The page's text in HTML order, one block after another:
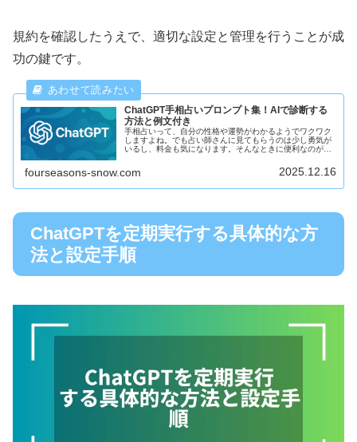
規約を確認したうえで、適切な設定と管理を行うことが成
功の鍵です。
ChatGPT手相占いプロンプト集！AIで診断する
方法と例文付き
手相占いって、自分の性格や運勢がわかるようでワクワク
しますよね。でも占い師さんに見てもらうのは少し勇気が
いるし、料金も気になります。そんなときに便利なのが、
fourseasons-snow.com 2025.12.16
ChatGPTを定期実行する具体的な方
法と設定手順